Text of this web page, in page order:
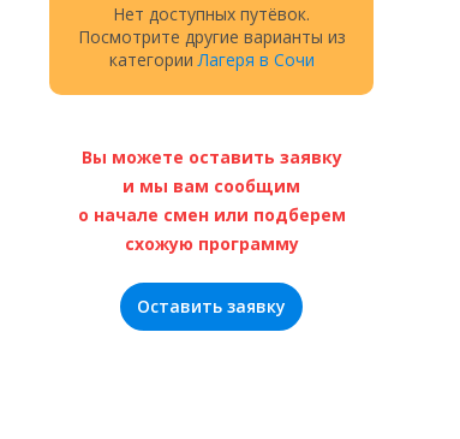
Нет доступных путёвок.
Посмотрите другие варианты из
категории Лагеря в Сочи
Вы можете оставить заявку
и мы вам сообщим
о начале смен или подберем
схожую программу
Оставить заявку